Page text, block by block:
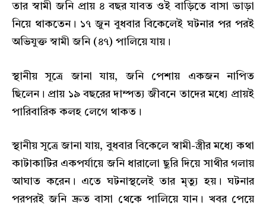
তার স্বামী জনি প্রায় ৪ বছর যাবত ওই বাড়িতে বাসা ভাড়া
নিয়ে থাকতেন। ১৭ জুন বুধবার বিকেলেই ঘটনার পর পরই
অভিযুক্ত স্বামী জনি (৪৭) পালিয়ে যায়।
স্থানীয় সূত্রে জানা যায়, জনি পেশায় একজন নাপিত
ছিলেন। প্রায় ১৯ বছরের দাম্পত্য জীবনে তাদের মধ্যে প্রায়ই
পারিবারিক কলহ লেগে থাকত।
স্থানীয় সূত্রে জানা যায়, বুধবার বিকেলে স্বামী-স্ত্রীর মধ্যে কথা
কাটাকাটির একপর্যায়ে জনি ধারালো ছুরি দিয়ে সাথীর গলায়
আঘাত করেন। এতে ঘটনাস্থলেই তার মৃত্যু হয়। ঘটনার
পরপরই জনি দ্রুত বাসা থেকে পালিয়ে যান। খবর পেয়ে